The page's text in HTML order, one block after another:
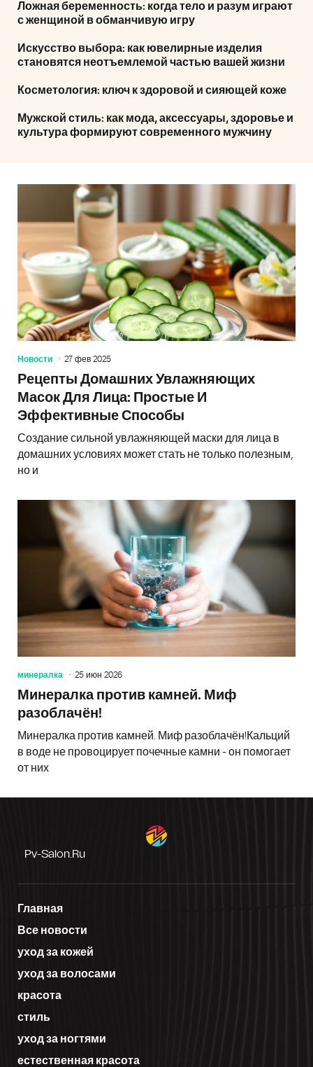
Ложная беременность: когда тело и разум играют
с женщиной в обманчивую игру
Искусство выбора: как ювелирные изделия
становятся неотъемлемой частью вашей жизни
Косметология: ключ к здоровой и сияющей коже
Мужской стиль: как мода, аксессуары, здоровье и
культура формируют современного мужчину
Новости 27 фев 2025
Рецепты Домашних Увлажняющих
Масок Для Лица: Простые И
Эффективные Способы
Создание сильной увлажняющей маски для лица в
домашних условиях может стать не только полезным,
но и
минералка 25 июн 2026
Минералка против камней. Миф
разоблачён!
Минералка против камней. Миф разоблачён!Кальций
в воде не провоцирует почечные камни - он помогает
от них
Pv-Salon.ru
Главная
Все новости
уход за кожей
уход за волосами
красота
стиль
уход за ногтями
естественная красота